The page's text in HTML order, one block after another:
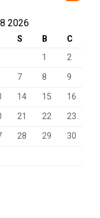
2026
S B
C
1
2
7 8
9
14 15
16
21 22
23
28 29
30